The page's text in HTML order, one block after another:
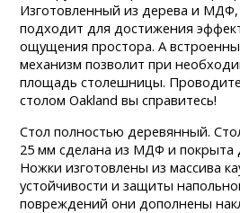
Изготовленный из дерева и
подходит для достижения
ощущения простора. А
механизм позволит при
площадь столешницы.
столом Oakland вы справитесь!
Стол полностью деревянный.
25 мм сделана из МДФ и
Ножки изготовлены из массива
устойчивости и защиты
повреждений они дополнены